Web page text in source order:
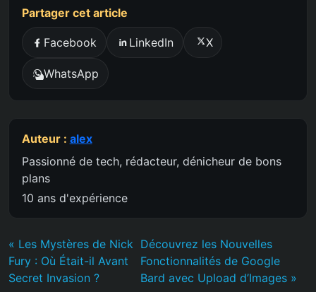
Partager cet article
Facebook LinkedIn X
WhatsApp
Auteur : alex
Passionné de tech, rédacteur, dénicheur de bons
plans
10 ans d'expérience
« Les Mystères de Nick
Fury : Où Était-il Avant
Secret Invasion ?
Découvrez les Nouvelles
Fonctionnalités de Google
Bard avec Upload d’Images »